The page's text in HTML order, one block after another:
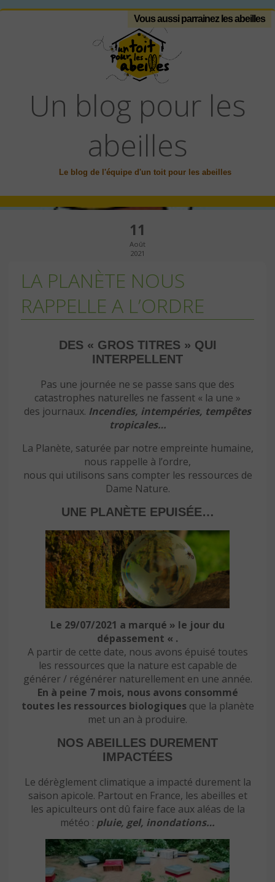
Vous aussi parrainez les abeilles
Un blog pour les
abeilles
Le blog de l'équipe d'un toit pour les abeilles
11
Août
2021
LA PLANÈTE NOUS
RAPPELLE A L’ORDRE
DES « GROS TITRES » QUI
INTERPELLENT
Pas une journée ne se passe sans que des
catastrophes naturelles ne fassent « la une »
des journaux. Incendies, intempéries, tempêtes
tropicales…
La Planète, saturée par notre empreinte humaine,
nous rappelle à l’ordre,
nous qui utilisons sans compter les ressources de
Dame Nature.
UNE PLANÈTE EPUISÉE…
Le 29/07/2021 a marqué » le jour du
dépassement « .
A partir de cette date, nous avons épuisé toutes
les ressources que la nature est capable de
générer / régénérer naturellement en une année.
En à peine 7 mois, nous avons consommé
toutes les ressources biologiquesque la planète
met un an à produire.
NOS ABEILLES DUREMENT
IMPACTÉES
Le dérèglement climatique a impacté durement la
saison apicole. Partout en France, les abeilles et
les apiculteurs ont dû faire face aux aléas de la
météo : pluie, gel, inondations…